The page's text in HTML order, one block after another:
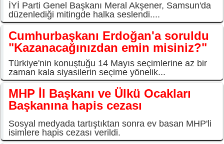
İYİ Parti Genel Başkanı Meral Akşener, Samsun'da
düzenlediği mitingde halka seslendi....
Cumhurbaşkanı Erdoğan'a soruldu
"Kazanacağınızdan emin misiniz?"
Türkiye'nin konuştuğu 14 Mayıs seçimlerine az bir
zaman kala siyasilerin seçime yönelik...
MHP İl Başkanı ve Ülkü Ocakları
Başkanına hapis cezası
Sosyal medyada tartıştıktan sonra ev basan MHP'li
isimlere hapis cezası verildi.